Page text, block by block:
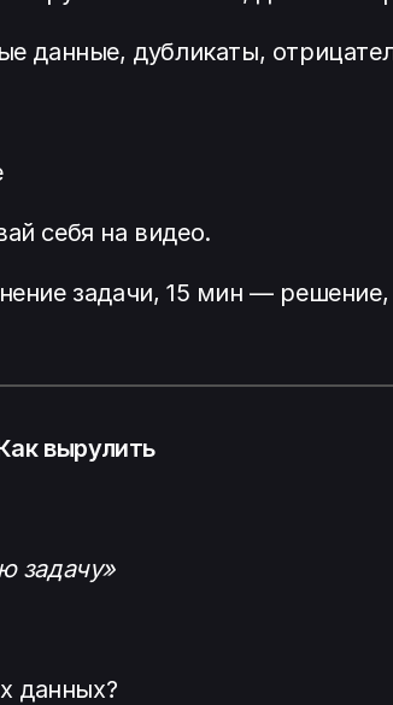
данные, дубликаты,
себя на видео.
задачи, 15 мин —
вырулить
задачу»
данных?